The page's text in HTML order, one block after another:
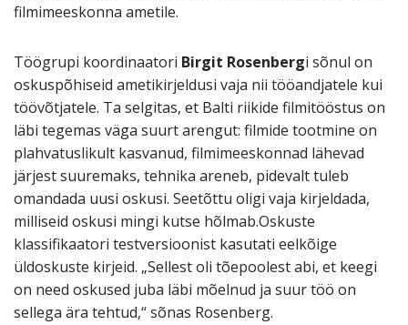
filmimeeskonna ametile.
Töögrupi koordinaatori Birgit Rosenbergi sõnul on
oskuspõhiseid ametikirjeldusi vaja nii tööandjatele kui
töövõtjatele. Ta selgitas, et Balti riikide filmitööstus on
läbi tegemas väga suurt arengut: filmide tootmine on
plahvatuslikult kasvanud, filmimeeskonnad lähevad
järjest suuremaks, tehnika areneb, pidevalt tuleb
omandada uusi oskusi. Seetõttu oligi vaja kirjeldada,
milliseid oskusi mingi kutse hõlmab.Oskuste
klassifikaatori testversioonist kasutati eelkõige
üldoskuste kirjeid. „Sellest oli tõepoolest abi, et keegi
on need oskused juba läbi mõelnud ja suur töö on
sellega ära tehtud,“ sõnas Rosenberg.